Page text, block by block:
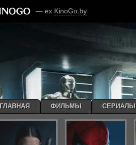
— ex KinoGo.by
ГЛАВНАЯ ФИЛЬМЫ СЕРИАЛЫ